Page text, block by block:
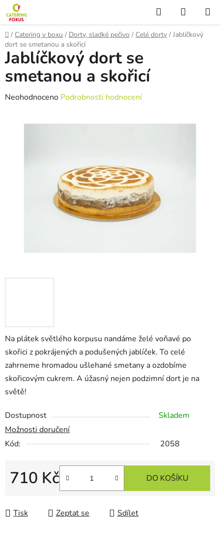
Přejít
na
obsah
Hledat
KOŠÍK
Domů
/ Catering v boxu / Dorty, sladké pečivo / Celé dorty / Jablíčkový
dort se smetanou a skořicí
Na plátek světlého korpusu nandáme želé voňavé po
skořici z pokrájených a podušených jablíček. To celé
zahrneme hromadou ušlehané smetany a ozdobíme
skořicovým cukrem. A úžasný nejen podzimní dort je na
světě!
Dostupnost
Skladem
Možnosti doručení
Kód:
2058
710 Kč DO KOŠÍKU
Tisk Zeptat se Sdílet
Jablíčkový dort se
smetanou a skořicí
Průměrné
produktu
Neohodnoceno Podrobnosti hodnocení